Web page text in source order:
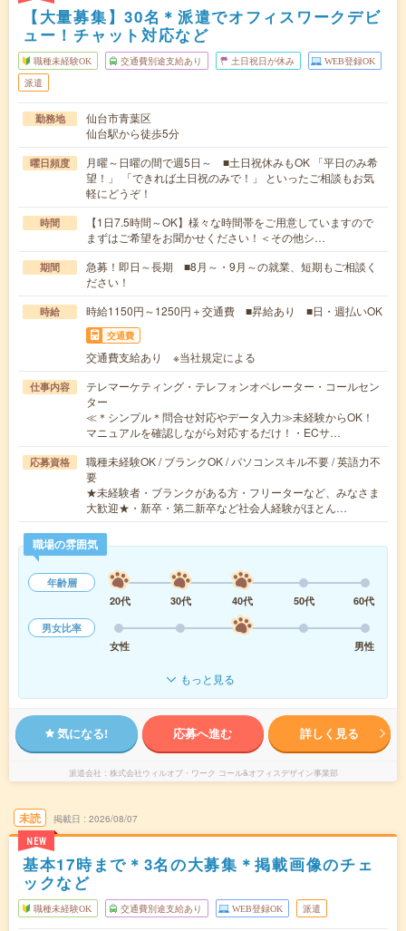
【大量募集】30名＊派遣でオフィスワークデビ
ュー！チャット対応など
職種未経験OK 交通費別途支給あり 土日祝日が休み WEB登録OK
派遣
勤務地
仙台市青葉区
仙台駅から徒歩5分
曜日頻度
月曜～日曜の間で週5日～ ■土日祝休みもOK 「平日のみ希
望！」 「できれば土日祝のみで！」 といったご相談もお気
軽にどうぞ！
時間
【1日7.5時間～OK】様々な時間帯をご用意していますので
まずはご希望をお聞かせください！＜その他シ…
期間
急募！即日～長期 ■8月～・9月～の就業、短期もご相談く
ださい！
時給 時給1150円～1250円＋交通費 ■昇給あり ■日・週払いOK
交通費
交通費支給あり ※当社規定による
仕事内容
テレマーケティング・テレフォンオペレーター・コールセン
ター
≪＊シンプル＊問合せ対応やデータ入力≫未経験からOK！
マニュアルを確認しながら対応するだけ！・ECサ…
応募資格
職種未経験OK / ブランクOK / パソコンスキル不要 / 英語力不
要
★未経験者・ブランクがある方・フリーターなど、みなさま
大歓迎★・新卒・第二新卒など社会人経験がほとん…
職場の雰囲気
年齢層
20代
30代 40代 50代
60代
男女比率
女性
男性
もっと見る
気になる! 応募へ進む 詳しく見る
派遣会社 株式会社ウィルオブ・ワーク コール&オフィスデザイン事業部
未読
NEW
掲載日 2026/08/07
基本17時まで＊3名の大募集＊掲載画像のチェ
ックなど
職種未経験OK 交通費別途支給あり WEB登録OK 派遣